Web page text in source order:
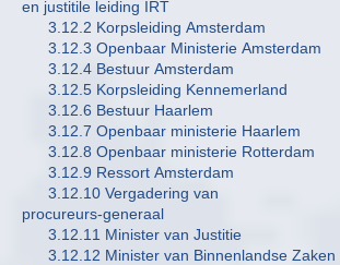
en justitile leiding IRT
3.12.2 Korpsleiding Amsterdam
3.12.3 Openbaar Ministerie Amsterdam
3.12.4 Bestuur Amsterdam
3.12.5 Korpsleiding Kennemerland
3.12.6 Bestuur Haarlem
3.12.7 Openbaar ministerie Haarlem
3.12.8 Openbaar ministerie Rotterdam
3.12.9 Ressort Amsterdam
3.12.10 Vergadering van
procureurs-generaal
3.12.11 Minister van Justitie
3.12.12 Minister van Binnenlandse Zaken